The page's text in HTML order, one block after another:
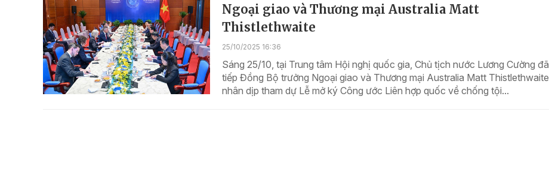
Ngoại giao và Thương mại Australia Matt
Thistlethwaite
25/10/2025 16:36
Sáng 25/10, tại Trung tâm Hội nghị quốc gia, Chủ tịch nước Lương Cường đã
tiếp Đồng Bộ trưởng Ngoại giao và Thương mại Australia Matt Thistlethwaite
nhân dịp tham dự Lễ mở ký Công ước Liên hợp quốc về chống tội...